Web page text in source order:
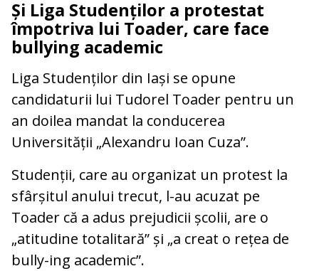
Și Liga Studenților a protestat
împotriva lui Toader, care face
bullying academic
Liga Studenților din Iași se opune
candidaturii lui Tudorel Toader pentru un
an doilea mandat la conducerea
Universității „Alexandru Ioan Cuza”.
Studenții, care au organizat un protest la
sfârșitul anului trecut, l-au acuzat pe
Toader că a adus prejudicii școlii, are o
„atitudine totalitară” și „a creat o rețea de
bully-ing academic”.